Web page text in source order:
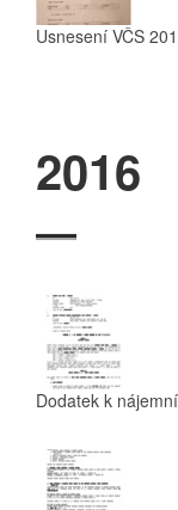
Usnesení VČS
2016
Dodatek k